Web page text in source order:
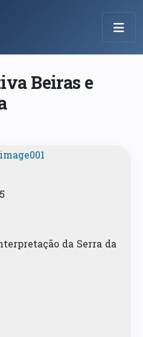
Beiras e
da Serra da